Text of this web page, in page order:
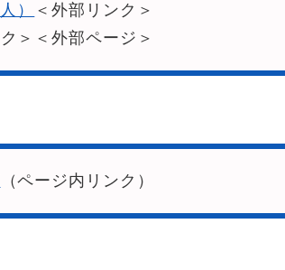
）
＜外部リンク＞
＞ ＜外部ページ＞
（ページ内リンク）